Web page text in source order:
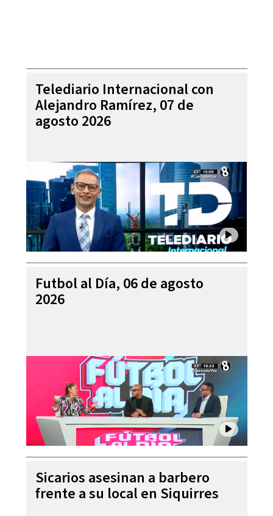
Telediario Internacional con
Alejandro Ramírez, 07 de
agosto 2026
Futbol al Día, 06 de agosto
2026
Sicarios asesinan a barbero
frente a su local en Siquirres